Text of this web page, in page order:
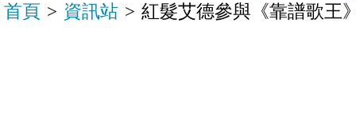
首頁 > 資訊站 > 紅髮艾德參與《靠譜歌王